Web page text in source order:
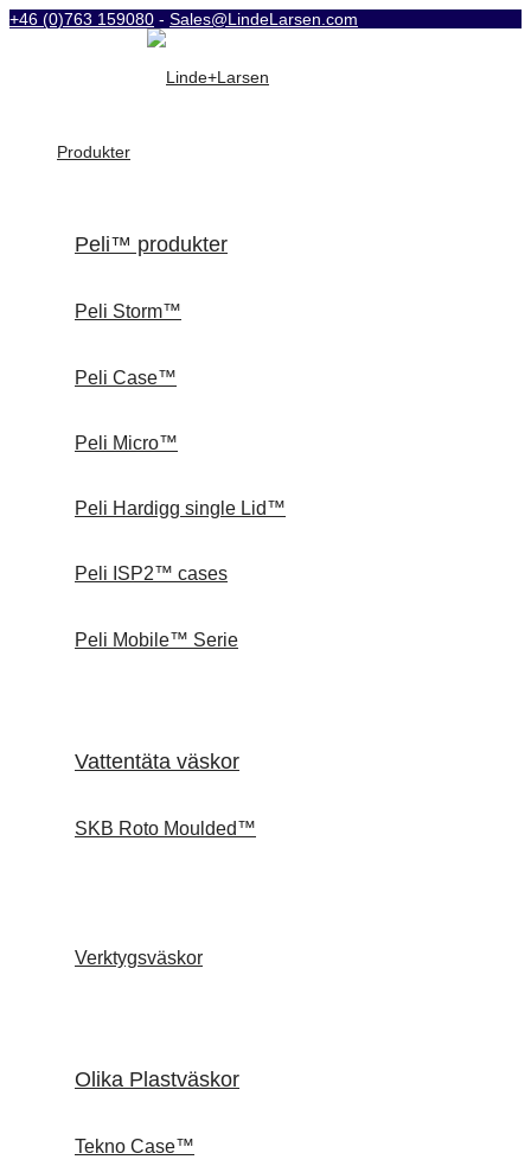
+46 (0)763 159080 - Sales@LindeLarsen.com
Produkter
Peli™ produkter
Peli Storm™
Peli Case™
Peli Micro™
Peli Hardigg single Lid™
Peli ISP2™ cases
Peli Mobile™ Serie
Vattentäta väskor
SKB Roto Moulded™
Verktygsväskor
Olika Plastväskor
Tekno Case™